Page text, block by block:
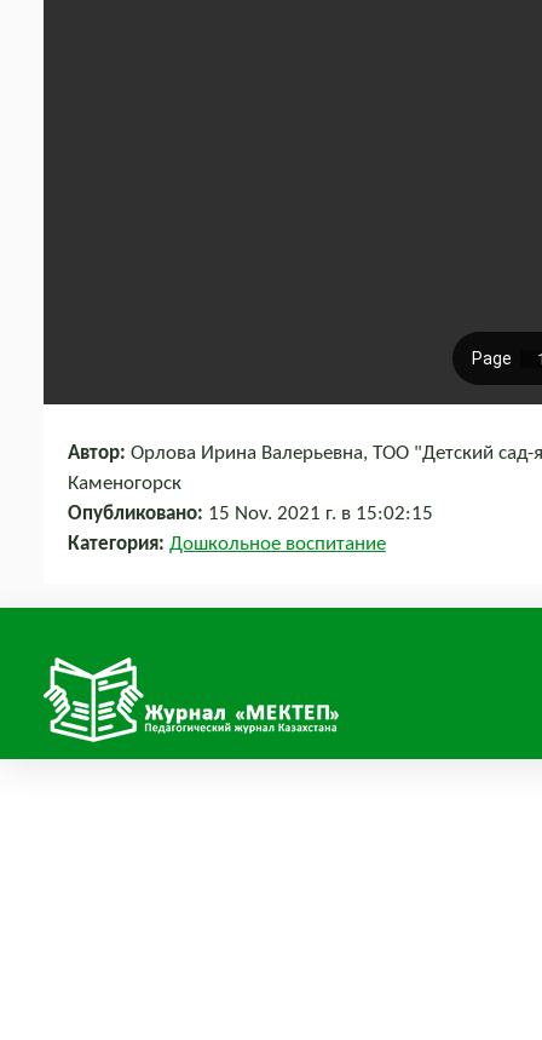
Автор: Орлова Ирина Валерьевна, ТОО "Детский сад-
Каменогорск
Опубликовано: 15 Nov. 2021 г. в 15:02:15
Категория: Дошкольное воспитание